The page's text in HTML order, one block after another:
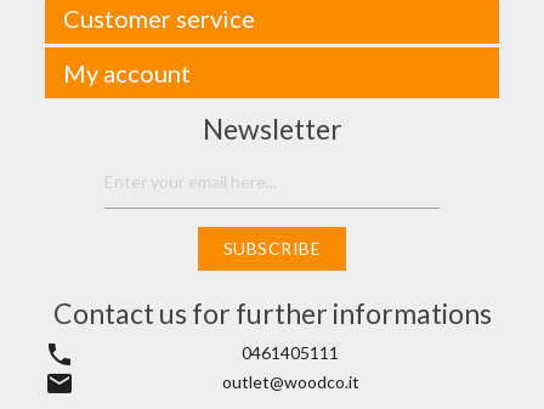
Customer service
My account
Newsletter
SUBSCRIBE
Contact us for further informations
phone 0461405111
email outlet@woodco.it